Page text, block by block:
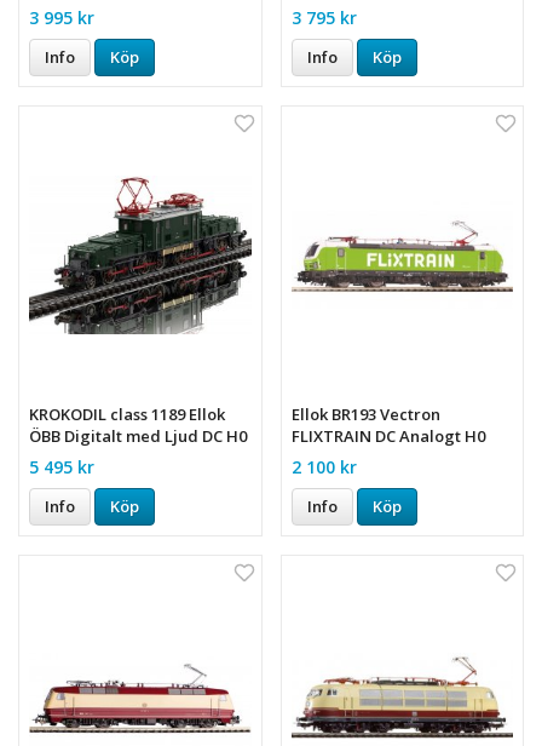
3 995 kr
Info Köp
3 795 kr
Info Köp
KROKODIL class 1189 Ellok
ÖBB Digitalt med Ljud DC H0
5 495 kr
Info Köp
Ellok BR193 Vectron
FLIXTRAIN DC Analogt H0
2 100 kr
Info Köp